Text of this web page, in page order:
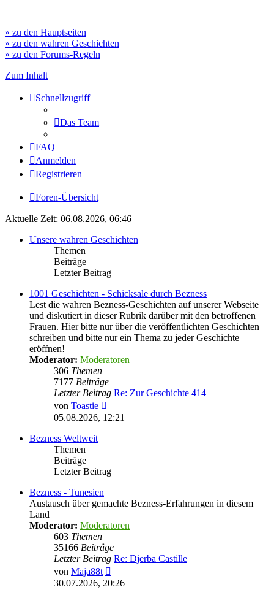
» zu den Hauptseiten
» zu den wahren Geschichten
» zu den Forums-Regeln
Zum Inhalt
Schnellzugriff
Das Team
FAQ
Anmelden
Registrieren
Foren-Übersicht
Aktuelle Zeit: 06.08.2026, 06:46
Unsere wahren Geschichten
Themen
Beiträge
Letzter Beitrag
1001 Geschichten - Schicksale durch Bezness
Lest die wahren Bezness-Geschichten auf unserer Webseite
und diskutiert in dieser Rubrik darüber mit den betroffenen
Frauen. Hier bitte nur über die veröffentlichten Geschichten
schreiben und bitte nur ein Thema zu jeder Geschichte
eröffnen!
Moderator: Moderatoren
306 Themen
7177 Beiträge
Letzter Beitrag Re: Zur Geschichte 414
von Toastie
Beitrag
05.08.2026, 12:21
Bezness Weltweit
Themen
Beiträge
Letzter Beitrag
Bezness - Tunesien
Austausch über gemachte Bezness-Erfahrungen in diesem
Land
Moderator: Moderatoren
603 Themen
35166 Beiträge
Letzter Beitrag Re: Djerba Castille
von Maja88t
Beitrag
30.07.2026, 20:26